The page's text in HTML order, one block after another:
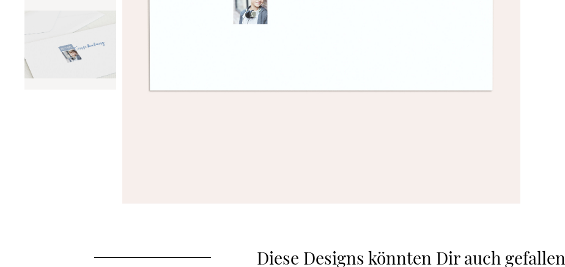
Diese Designs könnten Dir auch gefallen